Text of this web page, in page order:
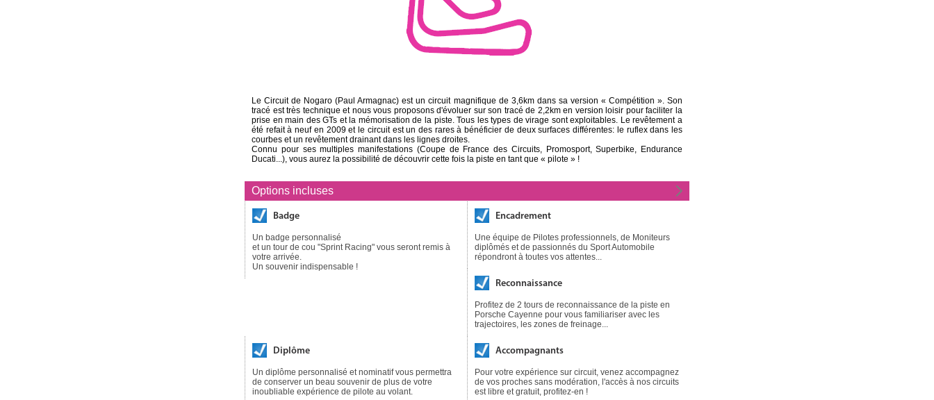
Options incluses
Badge
Un badge personnalisé
et un tour de cou "Sprint Racing" vous seront remis à
votre arrivée.
Un souvenir indispensable !
Encadrement
Une équipe de Pilotes professionnels, de Moniteurs
diplômés et de passionnés du Sport Automobile
répondront à toutes vos attentes...
Reconnaissance
Profitez de 2 tours de reconnaissance de la piste en
Porsche Cayenne pour vous familiariser avec les
trajectoires, les zones de freinage...
Diplôme
Un diplôme personnalisé et nominatif vous permettra
de conserver un beau souvenir de plus de votre
inoubliable expérience de pilote au volant.
Accompagnants
Pour votre expérience sur circuit, venez accompagnez
de vos proches sans modération, l'accès à nos circuits
est libre et gratuit, profitez-en !
Le Circuit de Nogaro (Paul Armagnac) est un circuit magnifique de 3,6km dans sa version « Compétition ». Son
tracé est très technique et nous vous proposons d'évoluer sur son tracé de 2,2km en version loisir pour faciliter la
prise en main des GTs et la mémorisation de la piste. Tous les types de virage sont exploitables. Le revêtement a
été refait à neuf en 2009 et le circuit est un des rares à bénéficier de deux surfaces différentes: le ruflex dans les
courbes et un revêtement drainant dans les lignes droites.
Connu pour ses multiples manifestations (Coupe de France des Circuits, Promosport, Superbike, Endurance
Ducati...), vous aurez la possibilité de découvrir cette fois la piste en tant que « pilote » !